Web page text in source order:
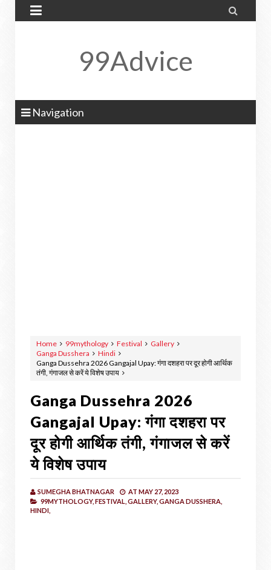
 
99Advice
Navigation
Home 99mythology Festival
Gallery
Ganga Dusshera
Hindi
Ganga Dussehra 2026 Gangajal Upay: गंगा दशहरा पर दूर होगी आर्थिक
तंगी, गंगाजल से करें ये विशेष उपाय
Ganga Dussehra 2026
Gangajal Upay: गंगा दशहरा पर
दूर होगी आर्थिक तंगी, गंगाजल से करें
ये विशेष उपाय
SUMEGHA BHATNAGAR AT MAY 27, 2023
99MYTHOLOGY, FESTIVAL, GALLERY, GANGA DUSSHERA,
HINDI,